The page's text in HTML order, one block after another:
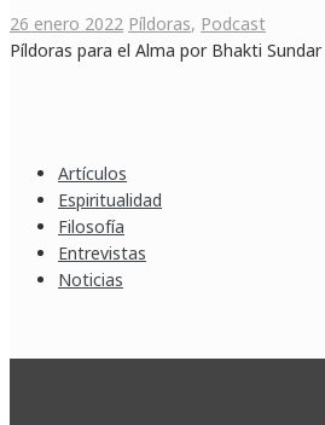
26 enero 2022 Píldoras, Podcast
Píldoras para el Alma por Bhakti
Artículos
Espiritualidad
Filosofía
Entrevistas
Noticias